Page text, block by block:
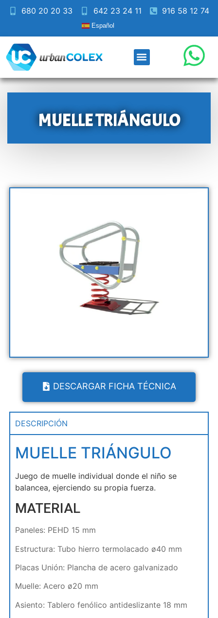
680 20 20 33 642 23 24 11 916 58 12 74
Español
MUELLE TRIÁNGULO
DESCARGAR FICHA TÉCNICA
DESCRIPCIÓN
MUELLE TRIÁNGULO
Juego de muelle individual donde el niño se
balancea, ejerciendo su propia fuerza.
MATERIAL
Paneles: PEHD 15 mm
Estructura: Tubo hierro termolacado ø40 mm
Placas Unión: Plancha de acero galvanizado
Muelle: Acero ø20 mm
Asiento: Tablero fenólico antideslizante 18 mm